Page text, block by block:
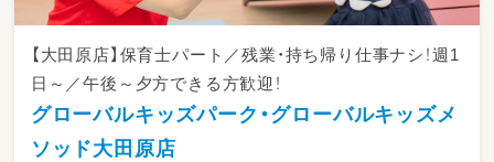
【大田原店】保育士パート／残業・持ち帰り仕事ナシ！週1
日～／午後～夕方できる方歓迎！
グローバルキッズパーク・グローバルキッズメ
ソッド大田原店